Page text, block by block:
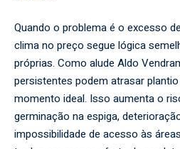
Quando o problema é o excesso
clima no preço segue lógica
próprias. Como alude Aldo
persistentes podem atrasar
momento ideal. Isso aumenta o
germinação na espiga,
impossibilidade de acesso às